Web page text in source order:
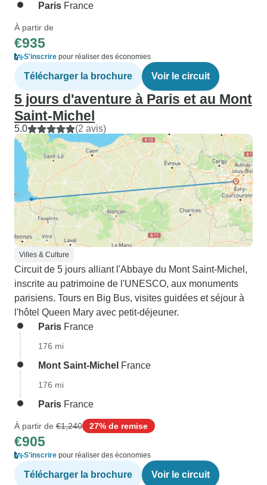
Paris France
À partir de
€935
S'inscrire pour réaliser des économies
Télécharger la brochure Voir le circuit
5 jours d'aventure à Paris et au Mont
Saint-Michel
5.0 (2 avis)
Villes & Culture
Circuit de 5 jours alliant l'Abbaye du Mont Saint-Michel,
inscrite au patrimoine de l'UNESCO, aux monuments
parisiens. Tours en Big Bus, visites guidées et séjour à
l'hôtel Queen Mary avec petit-déjeuner.
Paris France
176 mi
Mont Saint-Michel France
176 mi
Paris France
À partir de €1,240 27% de remise
€905
S'inscrire pour réaliser des économies
Télécharger la brochure Voir le circuit